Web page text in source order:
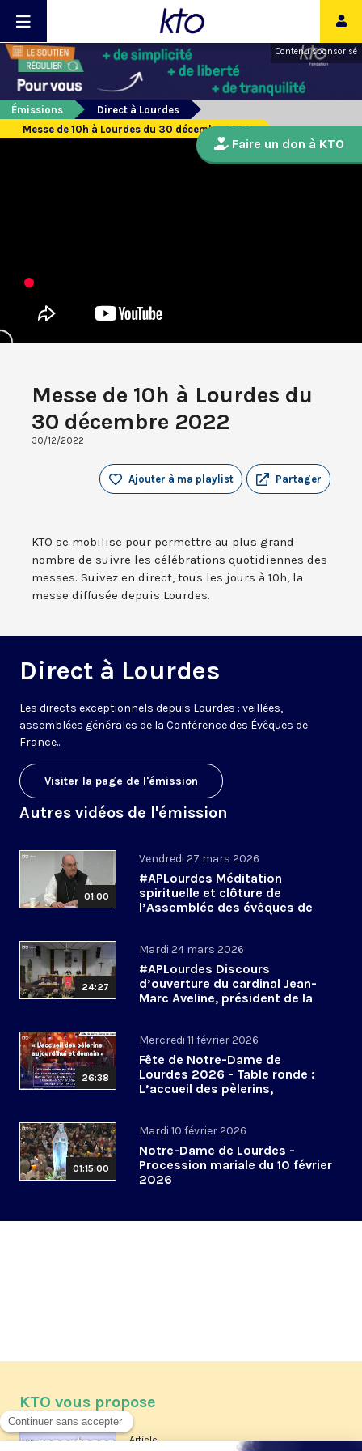
Contenu sponsorisé
Émissions
Direct à Lourdes
Messe de 10h à Lourdes du 30 décembre 2022
Messe de 10h à Lourdes du
30 décembre 2022
30/12/2022
Partager
Ajouter à ma playlist
KTO se mobilise pour permettre au plus grand
nombre de suivre les célébrations quotidiennes des
messes. Suivez en direct, tous les jours à 10h, la
messe diffusée depuis Lourdes.
Direct à Lourdes
Les directs exceptionnels depuis Lourdes : veillées,
assemblées générales de la Conférence des Évêques de
France...
Visiter la page de l'émission
Autres vidéos de l'émission
01:00
Vendredi 27 mars 2026
#APLourdes Méditation
spirituelle et clôture de
l’Assemblée des évêques de
24:27
Mardi 24 mars 2026
#APLourdes Discours
d’ouverture du cardinal Jean-
Marc Aveline, président de la
26:38
Mercredi 11 février 2026
Fête de Notre-Dame de
Lourdes 2026 - Table ronde :
L’accueil des pèlerins,
01:15:00
Mardi 10 février 2026
Notre-Dame de Lourdes -
Procession mariale du 10 février
2026
Faire un don à KTO
KTO vous propose
Article